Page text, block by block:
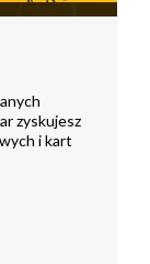
zyskujesz
i kart